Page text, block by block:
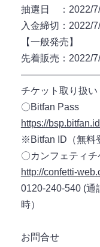
抽選日 ：2022/7/
入金締切：2022/
【一般発売】
先着販売：2022/
チケット取り扱い
〇Bitfan Pass
https://
※Bitfan ID（無料
〇カンフェティ
http://confetti-
0120-240-540 (通
時）
お問合せ